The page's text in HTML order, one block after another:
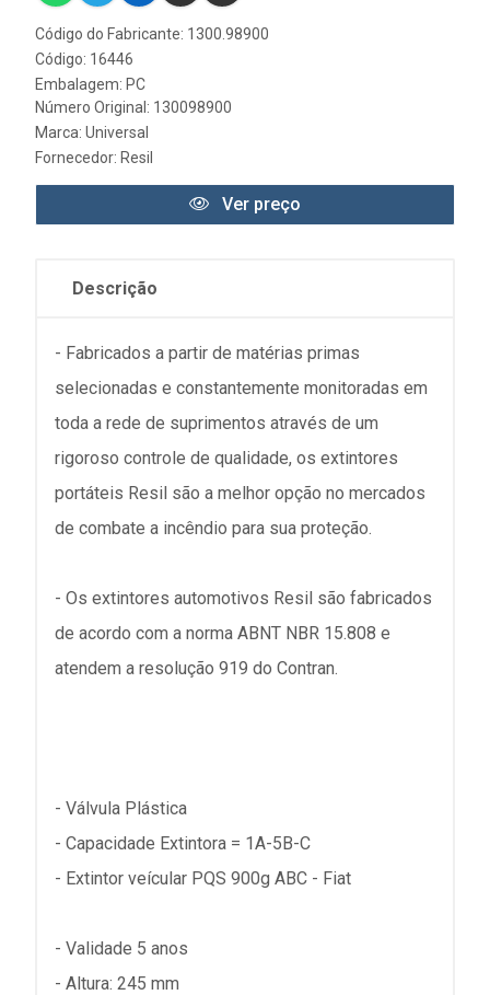
Código do Fabricante: 1300.98900
Código: 16446
Embalagem: PC
Número Original: 130098900
Marca: Universal
Fornecedor: Resil
Ver preço
Descrição
- Fabricados a partir de matérias primas
selecionadas e constantemente monitoradas em
toda a rede de suprimentos através de um
rigoroso controle de qualidade, os extintores
portáteis Resil são a melhor opção no mercados
de combate a incêndio para sua proteção.
- Os extintores automotivos Resil são fabricados
de acordo com a norma ABNT NBR 15.808 e
atendem a resolução 919 do Contran.
- Válvula Plástica
- Capacidade Extintora = 1A-5B-C
- Extintor veícular PQS 900g ABC - Fiat
- Validade 5 anos
- Altura: 245 mm